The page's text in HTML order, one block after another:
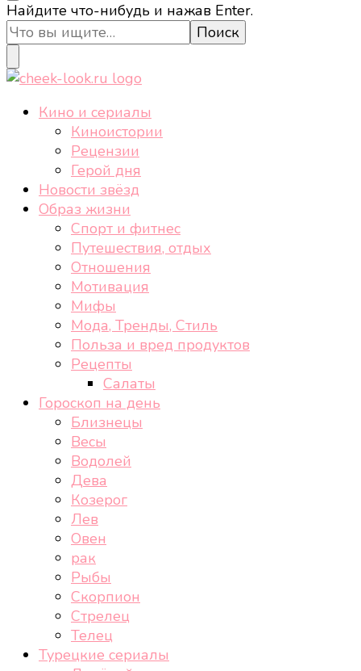
здоровом образе жизни, спорте, стиле, отдыхе и
еде.
Ищите
что-
то?
Найдите что-нибудь и нажав Enter.
cheek-look.ru
Женский сайт о звездах и кино, а также трендах,
здоровом образе жизни, спорте, стиле, отдыхе и
Кино и сериалы
Киноистории
Рецензии
Герой дня
Новости звёзд
Образ жизни
Спорт и фитнес
Путешествия, отдых
Отношения
Мотивация
Мифы
Мода, Тренды, Стиль
Польза и вред продуктов
Рецепты
Салаты
Гороскоп на день
Близнецы
Весы
Водолей
Дева
Козерог
Лев
Овен
рак
Рыбы
Скорпион
Стрелец
Телец
Турецкие сериалы